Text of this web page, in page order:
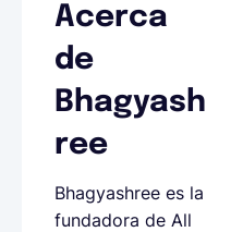
Acerca
de
Bhagyash
ree
Bhagyashree es la
fundadora de All